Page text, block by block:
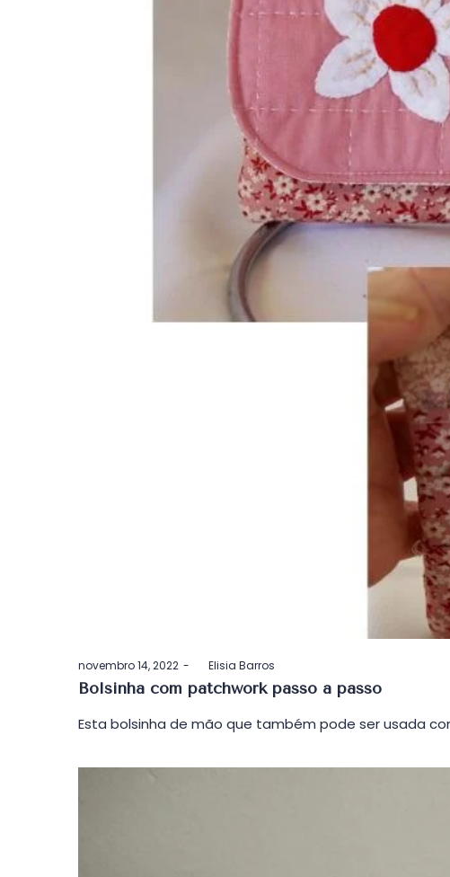
Postado
em
novembro 14, 2022 byElisia Barros
Bolsinha com patchwork passo a passo
Esta bolsinha de mão que também pode ser usada